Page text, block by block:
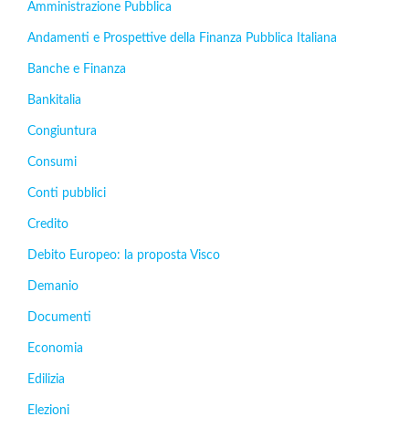
Amministrazione Pubblica
Andamenti e Prospettive della Finanza Pubblica Italiana
Banche e Finanza
Bankitalia
Congiuntura
Consumi
Conti pubblici
Credito
Debito Europeo: la proposta Visco
Demanio
Documenti
Economia
Edilizia
Elezioni